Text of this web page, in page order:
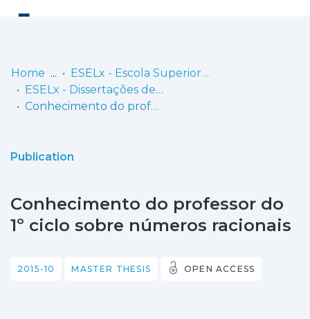
Communities
Statistics
Home
ESELx - Escola Superior de Educação de Lisboa
ESELx - Dissertações de Mestrado
Conhecimento do professor do 1º ciclo sobre números racionais
Publication
Conhecimento do professor do
1º ciclo sobre números racionais
2015-10 MASTER THESIS OPEN ACCESS